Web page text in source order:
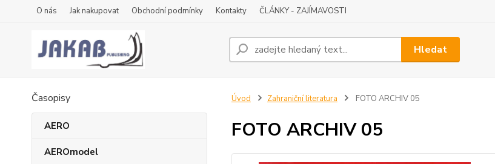
O nás Jak nakupovat Obchodní podmínky Kontakty ČLÁNKY - ZAJÍMAVOSTI
Hledat
Časopisy
AERO
AEROmodel
Úvod Zahraniční literatura FOTO ARCHIV 05
FOTO ARCHIV 05